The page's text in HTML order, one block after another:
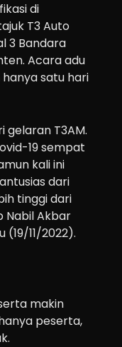
di
T3 Auto
3 Bandara
Acara adu
satu hari
gelaran T3AM.
19 sempat
kali ini
dari
tinggi dari
Nabil Akbar
11/2022).
makin
peserta,